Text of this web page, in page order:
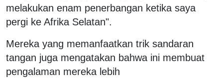
melakukan enam penerbangan ketika saya
pergi ke Afrika Selatan".
Mereka yang memanfaatkan trik sandaran
tangan juga mengatakan bahwa ini membuat
pengalaman mereka lebih